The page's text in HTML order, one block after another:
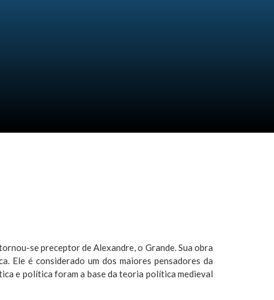
se preceptor de Alexandre, o Grande. Sua obra
Ele é considerado um dos maiores pensadores da
e política foram a base da teoria política medieval